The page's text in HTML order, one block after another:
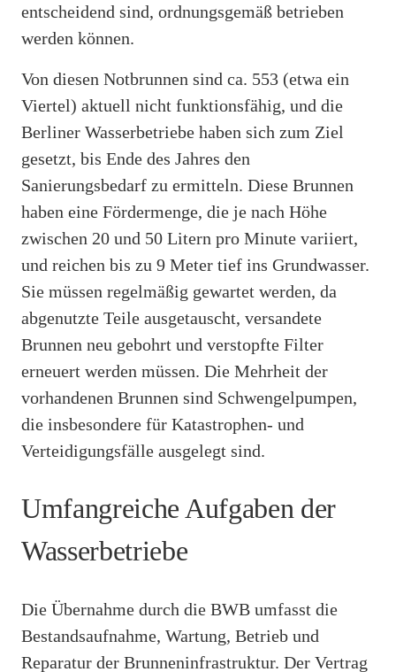
entscheidend sind, ordnungsgemäß betrieben
werden können.
Von diesen Notbrunnen sind ca. 553 (etwa ein
Viertel) aktuell nicht funktionsfähig, und die
Berliner Wasserbetriebe haben sich zum Ziel
gesetzt, bis Ende des Jahres den
Sanierungsbedarf zu ermitteln. Diese Brunnen
haben eine Fördermenge, die je nach Höhe
zwischen 20 und 50 Litern pro Minute variiert,
und reichen bis zu 9 Meter tief ins Grundwasser.
Sie müssen regelmäßig gewartet werden, da
abgenutzte Teile ausgetauscht, versandete
Brunnen neu gebohrt und verstopfte Filter
erneuert werden müssen. Die Mehrheit der
vorhandenen Brunnen sind Schwengelpumpen,
die insbesondere für Katastrophen- und
Verteidigungsfälle ausgelegt sind.
Umfangreiche Aufgaben der
Wasserbetriebe
Die Übernahme durch die BWB umfasst die
Bestandsaufnahme, Wartung, Betrieb und
Reparatur der Brunneninfrastruktur. Der Vertrag